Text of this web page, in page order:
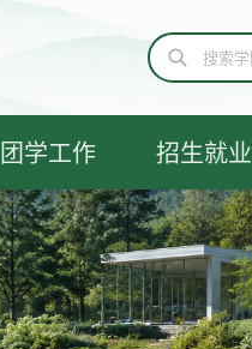
团学工作 招生就业